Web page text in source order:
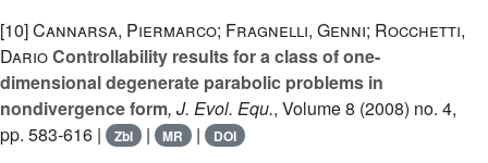
[10]Cannarsa, Piermarco; Fragnelli, Genni; Rocchetti,
DarioControllability results for a class of one-
dimensional degenerate parabolic problems in
nondivergence form, J. Evol. Equ., Volume 8 (2008) no. 4,
pp. 583-616 |
Zbl | MR | DOI